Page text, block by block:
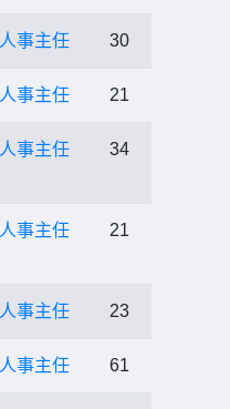
人事主任 30
人事主任 21
人事主任 34
人事主任 21
人事主任 23
人事主任 61